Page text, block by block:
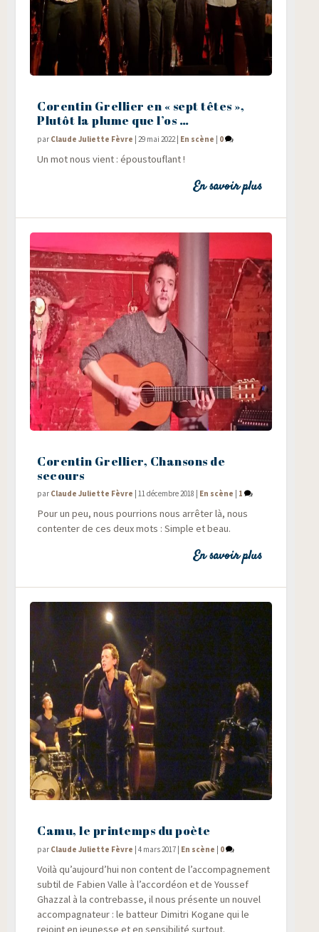
Corentin Grellier en « sept têtes »,
Plutôt la plume que l’os …
par Claude Juliette Fèvre |29 mai 2022 | En scène | 0
Un mot nous vient : époustouflant !
En savoir plus
Corentin Grellier, Chansons de
secours
par Claude Juliette Fèvre |11 décembre 2018 En scène 1
Pour un peu, nous pour­rions nous arrê­ter là, nous
conten­ter de ces deux mots : Simple et beau.
En savoir plus
Camu, le printemps du poète
par Claude Juliette Fèvre |4 mars 2017 En scène 0
Voi­là qu’aujourd’hui non content de l’accompagnement
sub­til de Fabien Valle à l’accordéon et de Yous­sef
Ghaz­zal à la contre­basse, il nous pré­sente un nou­vel
accom­pa­gna­teur : le bat­teur Dimi­tri Kogane qui le
rejoint en jeu­nesse et en sen­si­bi­li­té surtout.